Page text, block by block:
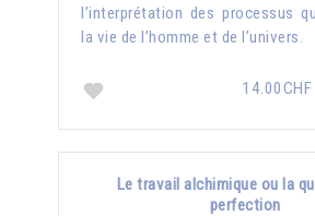
l’interprétation des processus
la vie de l’homme et de l’univers.
14.00CHF
Le travail alchimique ou la
perfection